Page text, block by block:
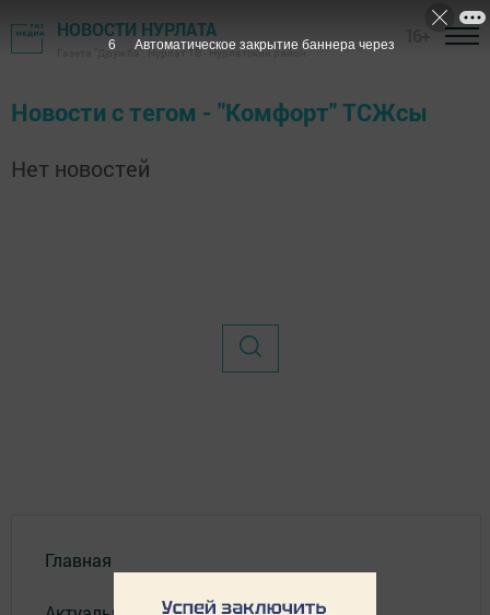
НОВОСТИ НУРЛАТА
Газета "Дружба", Нурлат ТВ - Нурлатский район
Новости с тегом - "Комфорт" ТСЖсы
Нет новостей
Главная
6 Автоматическое закрытие баннера через